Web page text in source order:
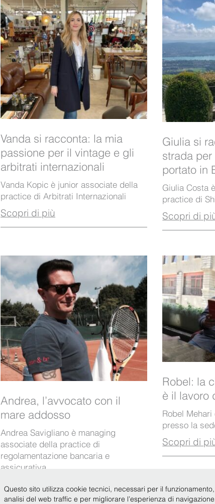
Vanda si racconta: la mia
passione per il vintage e gli
arbitrati internazionali
Vanda Kopic è junior associate della
practice di Arbitrati Internazionali
Scopri di più
Giulia si
strada
portato in
Giulia Costa
practice di
Scopri di
Andrea, l’avvocato con il
mare addosso
Andrea Savigliano è managing
associate della practice di
regolamentazione bancaria e
assicurativa
Scopri di più
Robel: la
è il lavoro
Robel
presso la
Scopri di
Questo sito utilizza cookie tecnici, necessari per il
analisi del web traffic e per migliorare l’esperienza di